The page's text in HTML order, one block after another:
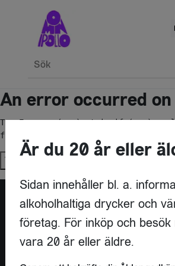
Sök
An error occurred
TypeError:
function
Try againÄr du 20 år eller
Sidan innehåller bl. a.
alkoholhaltiga drycker och
företag. För inköp och besök
vara 20 år eller äldre.